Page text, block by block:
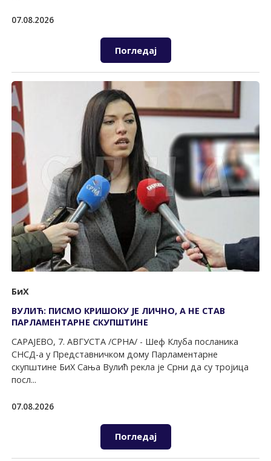
07.08.2026
Погледај
БиХ
ВУЛИЋ: ПИСМО КРИШОКУ ЈЕ ЛИЧНО, А НЕ СТАВ
ПАРЛАМЕНТАРНЕ СКУПШТИНЕ
САРАЈЕВО, 7. АВГУСТА /СРНА/ - Шеф Клуба посланика
СНСД-а у Представничком дому Парламентарне
скупштине БиХ Сања Вулић рекла је Срни да су тројица
посл...
07.08.2026
Погледај